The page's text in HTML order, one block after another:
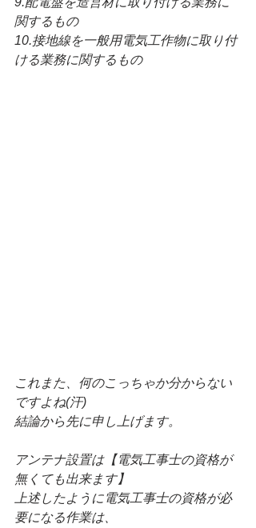
関するもの
10.接地線を一般用電気工作物に取り付
ける業務に関するもの
これまた、何のこっちゃか分からない
ですよね(汗)
結論から先に申し上げます。
アンテナ設置は【電気工事士の資格が
無くても出来ます】
上述したように電気工事士の資格が必
要になる作業は、